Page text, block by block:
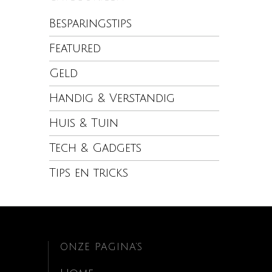
Besparingstips
Featured
Geld
Handig & Verstandig
Huis & Tuin
Tech & Gadgets
Tips en tricks
ONZE PAGINA’S